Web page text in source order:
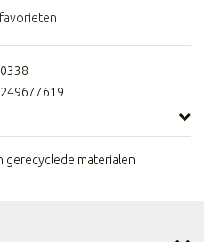
gerecyclede materialen